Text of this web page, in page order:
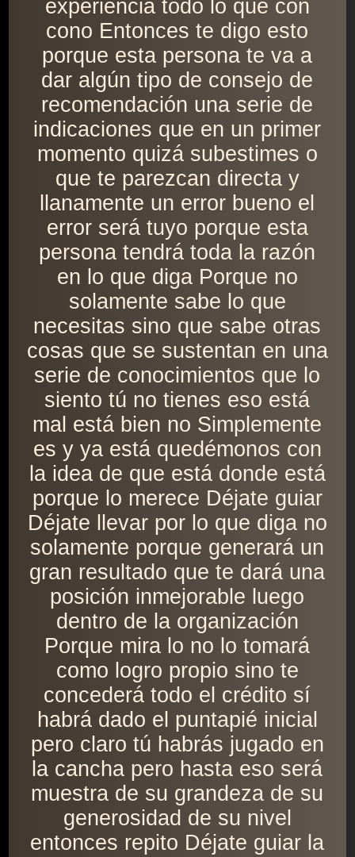
experiencia todo lo que con
cono Entonces te digo esto
porque esta persona te va a
dar algún tipo de consejo de
recomendación una serie de
indicaciones que en un primer
momento quizá subestimes o
que te parezcan directa y
llanamente un error bueno el
error será tuyo porque esta
persona tendrá toda la razón
en lo que diga Porque no
solamente sabe lo que
necesitas sino que sabe otras
cosas que se sustentan en una
serie de conocimientos que lo
siento tú no tienes eso está
mal está bien no Simplemente
es y ya está quedémonos con
la idea de que está donde está
porque lo merece Déjate guiar
Déjate llevar por lo que diga no
solamente porque generará un
gran resultado que te dará una
posición inmejorable luego
dentro de la organización
Porque mira lo no lo tomará
como logro propio sino te
concederá todo el crédito sí
habrá dado el puntapié inicial
pero claro tú habrás jugado en
la cancha pero hasta eso será
muestra de su grandeza de su
generosidad de su nivel
entonces repito Déjate guiar la